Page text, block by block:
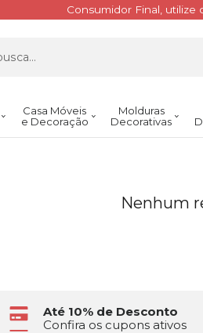
Consumidor Final, utilize
Casa Móveis
e Decoração
Molduras
Decorativas
Nenhum
Até 10% de Desconto
Confira os cupons ativos